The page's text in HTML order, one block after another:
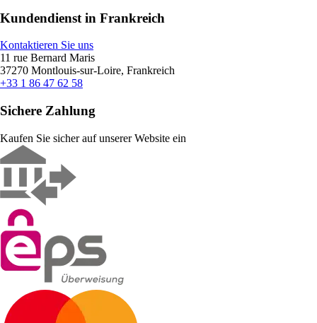
Kundendienst in Frankreich
Kontaktieren Sie uns
11 rue Bernard Maris
37270 Montlouis-sur-Loire, Frankreich
+33 1 86 47 62 58
Sichere Zahlung
Kaufen Sie sicher auf unserer Website ein